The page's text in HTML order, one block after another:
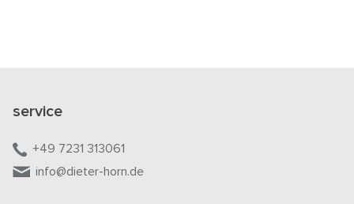
service
+49 7231 313061
info@dieter-horn.de